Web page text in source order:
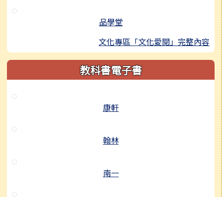
品學堂
文化專區「文化愛閱」完整內容
教科書電子書
康軒
翰林
南一